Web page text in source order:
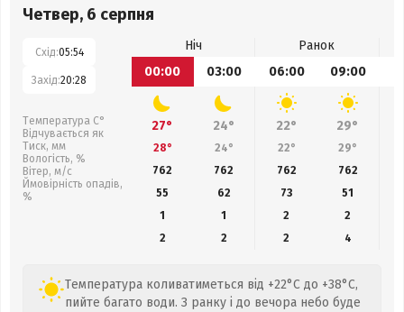
Четвер, 6 серпня
Схід:05:54
Захід:20:28
Температура С°
Відчувається як
Тиск, мм
Вологість, %
Вітер, м/с
Ймовірність опадів,
%
Ніч
Ранок
00:00
03:00 06:00 09:00
27° 24° 22° 29°
28° 24° 22° 29°
762
762 762 762
55
62 73
51
1
1 2
2
2
2 2 4
Температура коливатиметься від +22°C до +38°C,
пийте багато води. З ранку і до вечора небо буде